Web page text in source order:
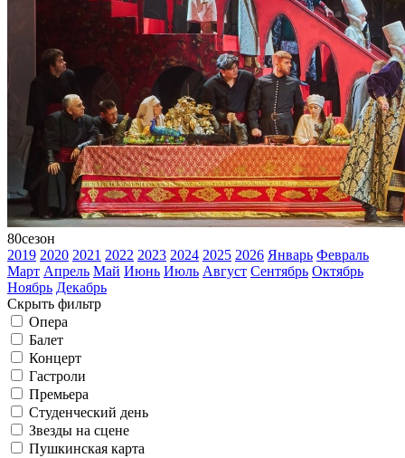
80сезон
2019 2020 2021 2022 2023 2024 2025 2026 Январь Февраль
Март Апрель Май Июнь Июль Август Сентябрь Октябрь
Ноябрь Декабрь
Скрыть фильтр
Опера
Балет
Концерт
Гастроли
Премьера
Студенческий день
Звезды на сцене
Пушкинская карта